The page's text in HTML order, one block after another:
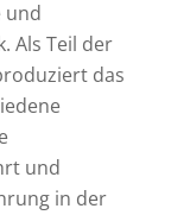
und
Als Teil der
das
und
in der